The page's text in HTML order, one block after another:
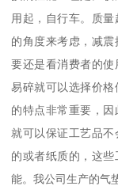
用起，自行车。质
的角度来考虑，减
要还是看消费者的
易碎就可以选择价
的特点非常重要，
就可以保证工艺品
的或者纸质的，这
能。我公司生产的气